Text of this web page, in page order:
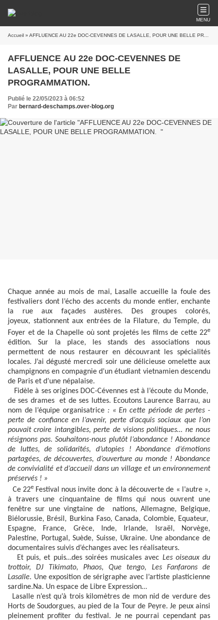
MENU
Accueil » AFFLUENCE AU 22e DOC-CEVENNES DE LASALLE, POUR UNE BELLE PROGRAMMATION.
AFFLUENCE AU 22e DOC-CEVENNES DE
LASALLE, POUR UNE BELLE
PROGRAMMATION.
Publié le 22/05/2023 à 06:52
Par bernard-deschamps.over-blog.org
Chaque année au mois de mai, Lasalle accueille la foule des
festivaliers dont l’écho des accents du monde entier, enchante
la rue aux façades austères. Des groupes colorés,
joyeux, stationnent aux entrées de la Filature, du Temple, du
Foyer et de la Chapelle où sont projetés les films de cette 22e
édition. Sur la place, les stands des associations nous
permettent de nous restaurer en découvrant les spécialités
locales. J’ai dégusté mercredi soir une délicieuse omelette aux
champignons en compagnie d’un étudiant vietnamien descendu
de Paris et d’une népalaise.
Fidèle à ses origines DOC-Cévennes est à l’écoute du Monde,
de ses drames et de ses luttes. Ecoutons Laurence Barrau, au
nom de l’équipe organisatrice : « En cette période de pertes -
perte de confiance en l’avenir, perte d’acquis sociaux que l’on
pouvait croire intangibles, perte de visions politiques… ne nous
résignons pas. Souhaitons-nous plutôt l’abondance ! Abondance
de luttes, de solidarités, d’utopies ! Abondance d’émotions
partagées, de découvertes, d’ouverture au monde ! Abondance
de convivialité et d’accueil dans un village et un environnement
préservés ! »
Ce 22eFestival nous invite donc à la découverte de « l’autre »,
à travers une cinquantaine de films qui nous ouvrent une
fenêtre sur une vingtaine de nations, Allemagne, Belgique,
Biélorussie, Brésil, Burkina Faso, Canada, Colombie, Equateur,
Espagne, France, Grèce, Inde, Irlande, Israël, Norvège,
Palestine, Portugal, Suède, Suisse, Ukraine. Une abondance de
documentaires suivis d’échanges avec les réalisateurs.
Et puis, et puis…des soirées musicales avec Les oiseaux du
trottoir, DJ Tikimato, Phaos, Que tengo, Les Fanfarons de
Lasalle. Une exposition de sérigraphe avec l’artiste plasticienne
sardine.Na. Un espace de Libre Expression…
Lasalle n’est qu’à trois kilomètres de mon nid de verdure des
Horts de Soudorgues, au pied de la Tour de Peyre. Je peux ainsi
pleinement profiter du festival. Je ne pourrai cependant pas